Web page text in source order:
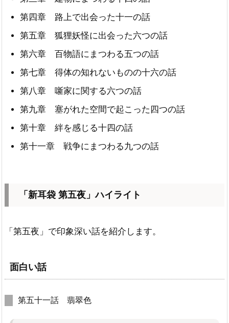
第四章 路上で出会った十一の話
第五章 狐狸妖怪に出会った六つの話
第六章 百物語にまつわる五つの話
第七章 得体の知れないものの十六の話
第八章 噺家に関する六つの話
第九章 塞がれた空間で起こった四つの話
第十章 絆を感じる十四の話
第十一章 戦争にまつわる九つの話
「新耳袋 第五夜」ハイライト
「第五夜」で印象深い話を紹介します。
面白い話
第五十一話 翡翠色